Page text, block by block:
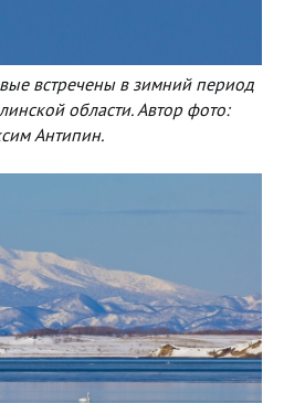
встречены в зимний период
области. Автор фото:
Антипин.